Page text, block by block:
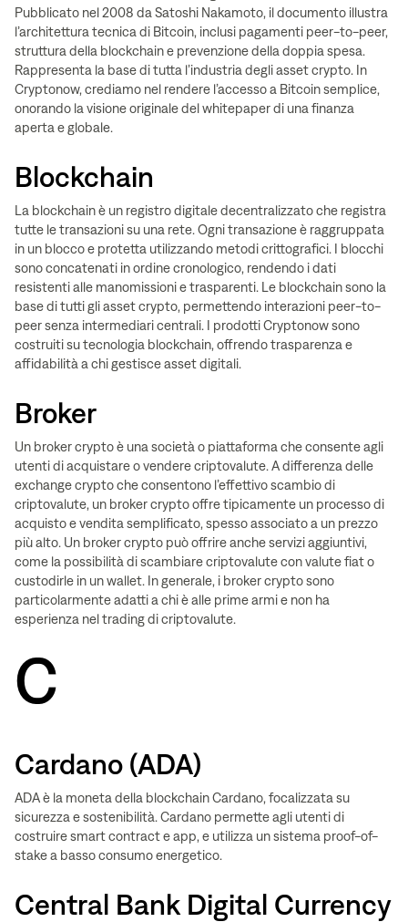
Pubblicato nel 2008 da Satoshi Nakamoto, il documento illustra
l’architettura tecnica di Bitcoin, inclusi pagamenti peer-to-peer,
struttura della blockchain e prevenzione della doppia spesa.
Rappresenta la base di tutta l’industria degli asset crypto. In
Cryptonow, crediamo nel rendere l’accesso a Bitcoin semplice,
onorando la visione originale del whitepaper di una finanza
aperta e globale.
Blockchain
La blockchain è un registro digitale decentralizzato che registra
tutte le transazioni su una rete. Ogni transazione è raggruppata
in un blocco e protetta utilizzando metodi crittografici. I blocchi
sono concatenati in ordine cronologico, rendendo i dati
resistenti alle manomissioni e trasparenti. Le blockchain sono la
base di tutti gli asset crypto, permettendo interazioni peer-to-
peer senza intermediari centrali. I prodotti Cryptonow sono
costruiti su tecnologia blockchain, offrendo trasparenza e
affidabilità a chi gestisce asset digitali.
Broker
Un broker crypto è una società o piattaforma che consente agli
utenti di acquistare o vendere criptovalute. A differenza delle
exchange crypto che consentono l’effettivo scambio di
criptovalute, un broker crypto offre tipicamente un processo di
acquisto e vendita semplificato, spesso associato a un prezzo
più alto. Un broker crypto può offrire anche servizi aggiuntivi,
come la possibilità di scambiare criptovalute con valute fiat o
custodirle in un wallet. In generale, i broker crypto sono
particolarmente adatti a chi è alle prime armi e non ha
esperienza nel trading di criptovalute.
C
Cardano (ADA)
ADA è la moneta della blockchain Cardano, focalizzata su
sicurezza e sostenibilità. Cardano permette agli utenti di
costruire smart contract e app, e utilizza un sistema proof-of-
stake a basso consumo energetico.
Central Bank Digital Currency